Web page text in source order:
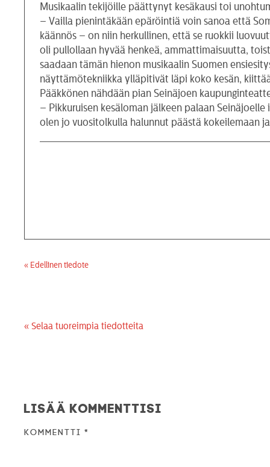
Musikaalin tekijöille päättynyt kesäkausi toi
– Vailla pienintäkään epäröintiä voin sanoa että
käännös – on niin herkullinen, että se ruokkii
oli pullollaan hyvää henkeä, ammattimaisuutta,
saadaan tämän hienon musikaalin Suomen
näyttämötekniikka ylläpitivät läpi koko kesän,
Pääkkönen nähdään pian Seinäjoen
– Pikkuruisen kesäloman jälkeen palaan
olen jo vuositolkulla halunnut päästä kokeilemaan
« Edellinen tiedote
« Selaa tuoreimpia tiedotteita
Lisää kommenttisi
Kommentti*